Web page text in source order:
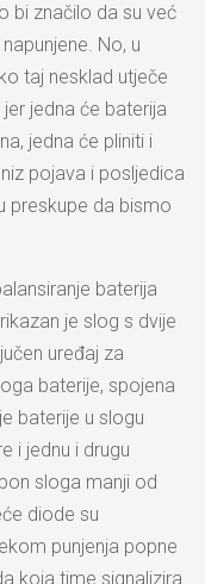
bi značilo da su već
No, u
taj nesklad utječe
jedna će baterija
jedna će pliniti i
pojava i posljedica
preskupe da bismo
baterija
je slog s dvije
uređaj za
baterije, spojena
baterije u slogu
i jednu i drugu
sloga manji od
diode su
punjenja popne
koja time signalizira